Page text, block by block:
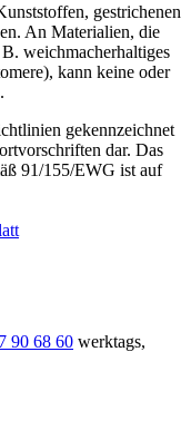
gestrichenen
An Materialien, die
weichmacherhaltiges
kann keine oder
gekennzeichnet
dar. Das
91/155/EWG ist auf
90 68 60 werktags,